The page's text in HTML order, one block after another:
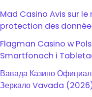
Mad Casino Avis sur
protection des
Flagman Casino w
Smartfonach i
Вавада Казино
Зеркало Vavada